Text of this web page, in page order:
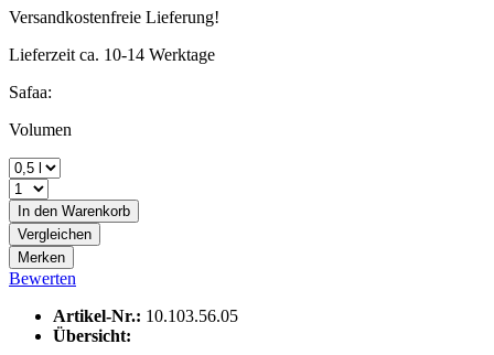
Versandkostenfreie Lieferung!
Lieferzeit ca. 10-14 Werktage
Safaa:
Volumen
In den Warenkorb
Vergleichen
Merken
Bewerten
Artikel-Nr.: 10.103.56.05
Übersicht: